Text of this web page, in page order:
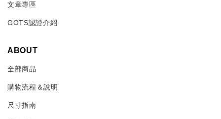
文章專區
GOTS認證介紹
ABOUT
全部商品
購物流程＆說明
尺寸指南